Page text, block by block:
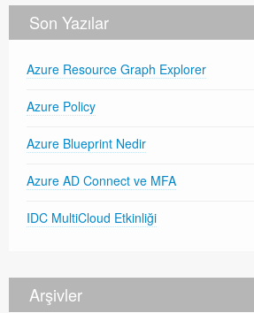
Son Yazılar
Azure Resource Graph Explorer
Azure Policy
Azure Blueprint Nedir
Azure AD Connect ve MFA
IDC MultiCloud Etkinliği
Arşivler